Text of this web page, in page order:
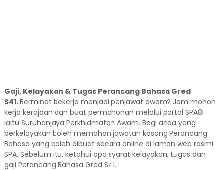
Gaji, Kelayakan & Tugas Perancang Bahasa Gred
S41.Berminat bekerja menjadi penjawat awam? Jom mohon
kerja kerajaan dan buat permohonan melalui portal SPA8i
iaitu Suruhanjaya Perkhidmatan Awam. Bagi anda yang
berkelayakan boleh memohon jawatan kosong Perancang
Bahasa yang boleh dibuat secara online di laman web rasmi
SPA. Sebelum itu, ketahui apa syarat kelayakan, tugas dan
gaji Perancang Bahasa Gred S41.